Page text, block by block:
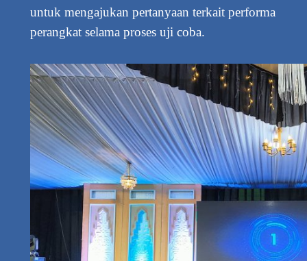
untuk mengajukan pertanyaan terkait performa
perangkat selama proses uji coba.